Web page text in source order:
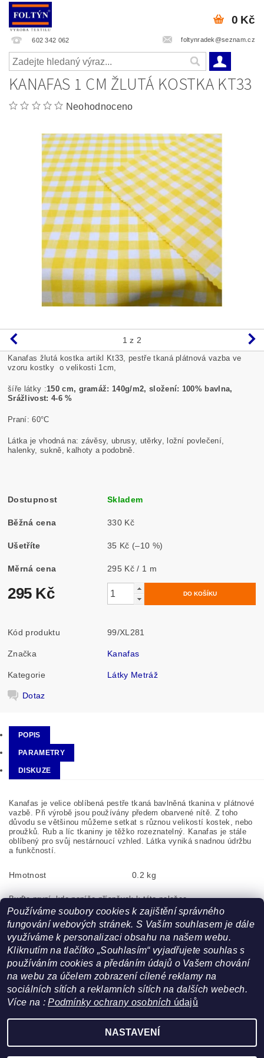
602 342 062 foltynradek@seznam.cz
0 Kč
KANAFAS 1 CM ŽLUTÁ KOSTKA KT33
Neohodnoceno
1 z 2
Kanafas žlutá kostka artikl Kt33, pestře tkaná plátnová vazba ve
vzoru kostky o velikosti 1cm,
šíře látky :150 cm, gramáž: 140g/m2, složení: 100% bavlna,
Srážlivost: 4-6 %
Praní:60°C
Látka je vhodná na: závěsy, ubrusy, utěrky, ložní povlečení,
halenky, sukně, kalhoty a podobně.
Dostupnost Skladem
Běžná cena 330 Kč
Ušetříte 35 Kč (–10 %)
Měrná cena 295 Kč / 1 m
295 Kč
Kód produktu 99/XL281
Značka Kanafas
Kategorie Látky Metráž
Dotaz
POPIS
PARAMETRY
DISKUZE
Kanafas je velice oblíbená pestře tkaná bavlněná tkanina v plátnové
vazbě. Při výrobě jsou používány předem obarvené nítě. Z toho
důvodu se většinou můžeme setkat s různou velikostí kostek, nebo
proužků. Rub a líc tkaniny je těžko rozeznatelný. Kanafas je stále
oblíbený pro svůj nestárnoucí vzhled. Látka vyniká snadnou údržbu
a funkčností.
Hmotnost 0.2 kg
Buďte první, kdo napíše příspěvek k této položce.
Pouze registrovaní uživatelé mohou vkládat příspěvky. Prosím
přihlaste se nebo seregistrujte .
Facebook | Heureka.cz
2026 ©FoltynTextil.cz, všechna práva vyhrazenaUpravit nastavení cookies
Používáme soubory cookies k zajištění správného
fungování webových stránek. S Vaším souhlasem je dále
využíváme k personalizaci obsahu na našem webu.
Kliknutím na tlačítko „Souhlasím“ vyjadřujete souhlas s
používáním cookies a předáním údajů o Vašem chování
na webu za účelem zobrazení cílené reklamy na
sociálních sítích a reklamních sítích na dalších webech.
Více na :Podmínky ochrany osobních údajů
NASTAVENÍ